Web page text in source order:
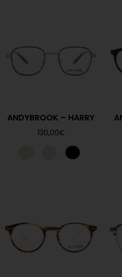
ANDYBROOK – HARRY
130,00€